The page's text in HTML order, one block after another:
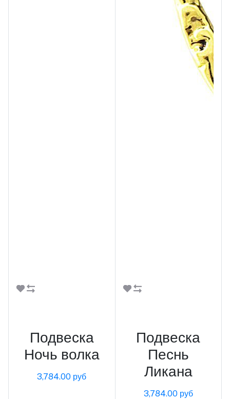
Подвеска
Ночь волка
3,784.00 руб
Подвеска
Песнь
Ликана
3,784.00 руб